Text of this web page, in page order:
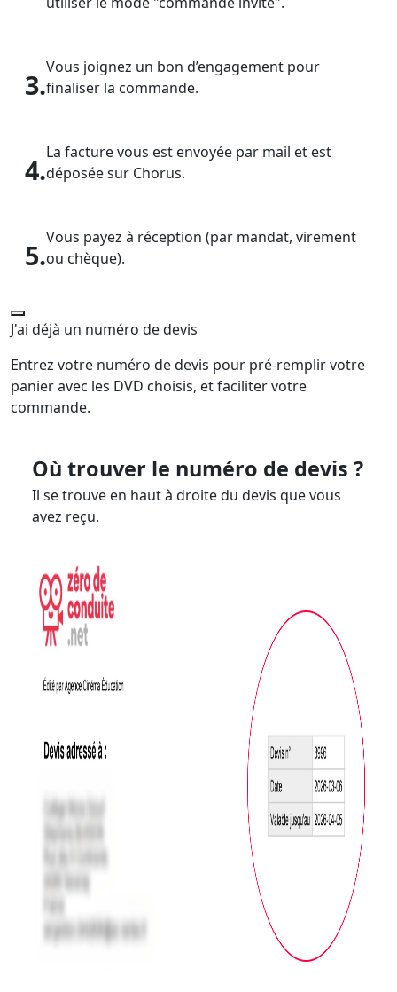
3.
Vous joignez un bon d’engagement pour
finaliser la commande.
4.
La facture vous est envoyée par mail et est
déposée sur Chorus.
5.
Vous payez à réception (par mandat, virement
ou chèque).
J'ai déjà un numéro de devis
Entrez votre numéro de devis pour pré-remplir votre
panier avec les DVD choisis, et faciliter votre
commande.
Où trouver le numéro de devis ?
Il se trouve en haut à droite du devis que vous
avez reçu.